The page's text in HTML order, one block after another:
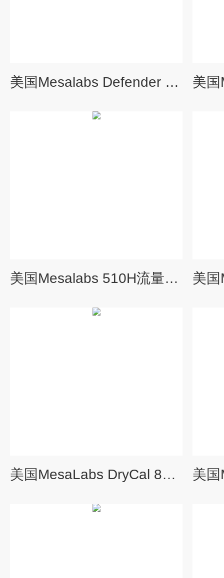
美国Mesalabs Defender 510L流量计
美国Mesalabs 510H流量校准器
美国MesaLabs DryCal 800高精度流量计